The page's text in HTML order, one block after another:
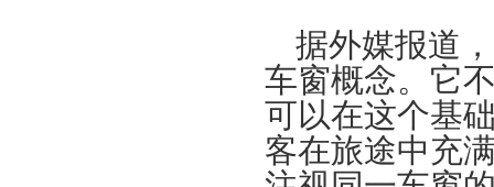
据外媒报道
车窗概念。它
可以在这个基
客在旅途中充